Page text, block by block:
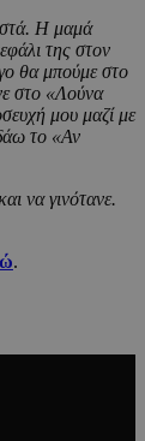
Η μαμά
της στον
θα μπούμε στο
στο «Λούνα
μου μαζί με
το «Αν
να γινότανε.
.